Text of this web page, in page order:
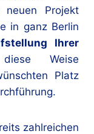
Projekt
in ganz Berlin
Ihrer
Weise
Platz
zahlreichen